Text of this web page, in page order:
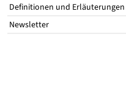
Definitionen und Erläuterungen
Newsletter